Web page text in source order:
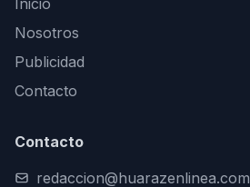
Inicio
Nosotros
Publicidad
Contacto
Contacto
redaccion@huarazenlinea.com